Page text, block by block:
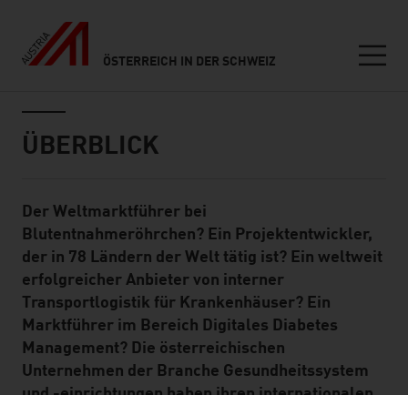
ÖSTERREICH IN DER SCHWEIZ
ÜBERBLICK
Standard Content Module
Der Weltmarktführer bei
Blutentnahmeröhrchen? Ein Projektentwickler,
der in 78 Ländern der Welt tätig ist? Ein weltweit
erfolgreicher Anbieter von interner
Transportlogistik für Krankenhäuser? Ein
Marktführer im Bereich Digitales Diabetes
Management? Die österreichischen
Unternehmen der Branche Gesundheitssystem